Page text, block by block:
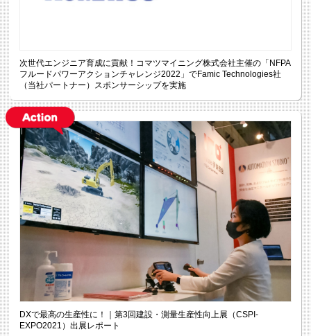
次世代エンジニア育成に貢献！コマツマイニング株式会社主催の「NFPA
フルードパワーアクションチャレンジ2022」でFamic Technologies社
（当社パートナー）スポンサーシップを実施
DXで最高の生産性に！｜第3回建設・測量生産性向上展（CSPI-
EXPO2021）出展レポート